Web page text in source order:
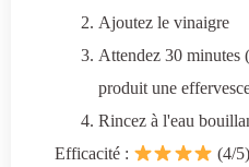
Ajoutez le vinaigre
Attendez 30 minutes
produit une
Rincez à l'eau
Efficacité :
(4/5)